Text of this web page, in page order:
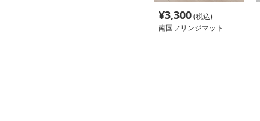
¥3,300(税込)
南国フリンジマット